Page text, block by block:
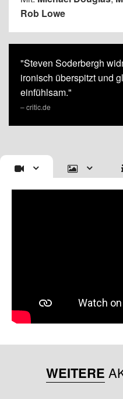
Rob Lowe
"Steven Soderbergh
ironisch überspitzt und
einfühlsam."
– critic.de
WEITERE